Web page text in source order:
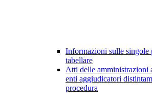
Informazioni sulle singole
tabellare
Atti delle amministrazioni
enti aggiudicatori
procedura